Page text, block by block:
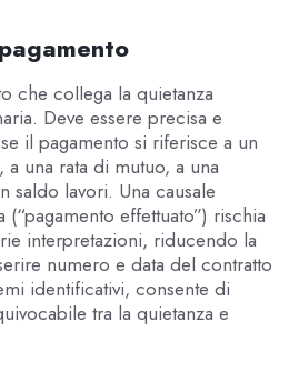
che collega la quietanza
Deve essere precisa e
il pagamento si riferisce a un
una rata di mutuo, a una
saldo lavori. Una causale
effettuato”) rischia
interpretazioni, riducendo la
numero e data del contratto
identificativi, consente di
tra la quietanza e